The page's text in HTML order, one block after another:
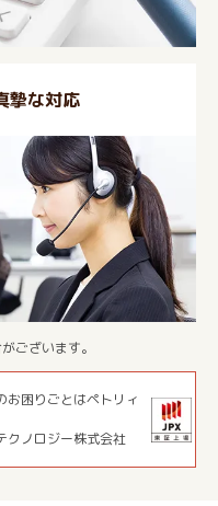
摯な対応
ございます。
お困りごとはペトリィ
クノロジー株式会社